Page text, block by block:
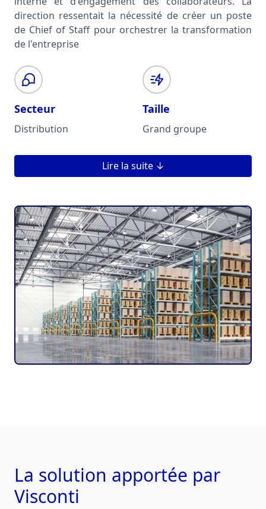
direction ressentait la nécessité de créer un poste
de Chief of Staff pour orchestrer la transformation
de l'entreprise
Secteur
Distribution
Taille
Grand groupe
Lire la suite ↓
La solution apportée par
Visconti